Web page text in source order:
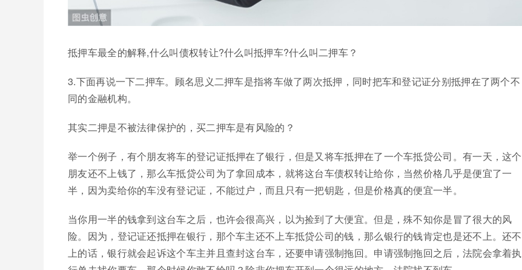
抵押车最全的解释,什么叫债权转让?什么叫抵押车?什么叫二押车？
3.下面再说一下二押车。顾名思义二押车是指将车做了两次抵押，同时把车和登记证分别抵押在了两个不
同的金融机构。
其实二押是不被法律保护的，买二押车是有风险的？
举一个例子，有个朋友将车的登记证抵押在了银行，但是又将车抵押在了一个车抵贷公司。有一天，这个
朋友还不上钱了，那么车抵贷公司为了拿回成本，就将这台车债权转让给你，当然价格几乎是便宜了一
半，因为卖给你的车没有登记证，不能过户，而且只有一把钥匙，但是价格真的便宜一半。
当你用一半的钱拿到这台车之后，也许会很高兴，以为捡到了大便宜。但是，殊不知你是冒了很大的风
险。因为，登记证还抵押在银行，那个车主还不上车抵贷公司的钱，那么银行的钱肯定也是还不上。还不
上的话，银行就会起诉这个车主并且查封这台车，还要申请强制拖回。申请强制拖回之后，法院会拿着执